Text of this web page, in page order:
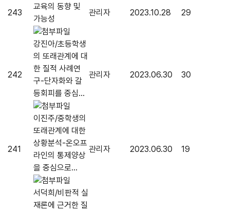
243
교육의 동향 및
가능성
관리자 2023.10.28 29
242
강진아/초등학생
의 또래관계에 대
한 질적 사례연
구-단자화와 갈
등회피를 중심...
관리자 2023.06.30 30
241
이진주/중학생의
또래관계에 대한
상황분석-온오프
라인의 통제양상
을 중심으로...
관리자 2023.06.30 19
서덕희/비판적 실
재론에 근거한 질